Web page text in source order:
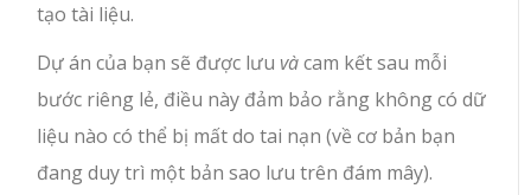
tạo tài liệu.
Dự án của bạn sẽ được lưuvàcam kết sau mỗi
bước riêng lẻ, điều này đảm bảo rằng không có dữ
liệu nào có thể bị mất do tai nạn (về cơ bản bạn
đang duy trì một bản sao lưu trên đám mây).